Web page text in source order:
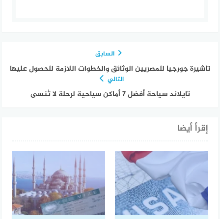
السابق
تاشيرة جورجيا للمصريين الوثائق والخطوات اللازمة للحصول عليها
التالي
تايلاند سياحة أفضل 7 أماكن سياحية لرحلة لا تُنسى
إقرأ أيضا